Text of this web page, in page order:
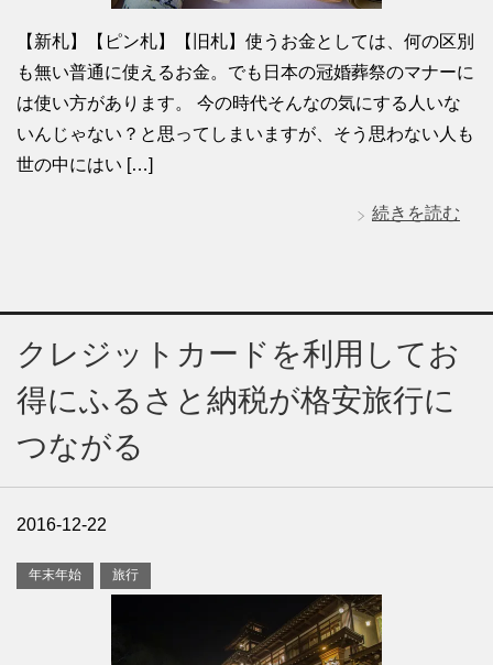
【新札】【ピン札】【旧札】使うお金としては、何の区別
も無い普通に使えるお金。でも日本の冠婚葬祭のマナーに
は使い方があります。 今の時代そんなの気にする人いな
いんじゃない？と思ってしまいますが、そう思わない人も
世の中にはい […]
続きを読む
クレジットカードを利用してお
得にふるさと納税が格安旅行に
つながる
2016-12-22
年末年始 旅行